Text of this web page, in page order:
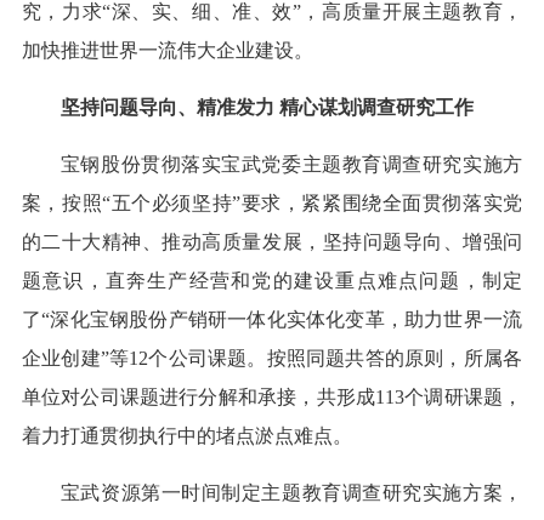
究，力求“深、实、细、准、效”，高质量开展主题教育，
加快推进世界一流伟大企业建设。
坚持问题导向、精准发力 精心谋划调查研究工作
宝钢股份贯彻落实宝武党委主题教育调查研究实施方
案，按照“五个必须坚持”要求，紧紧围绕全面贯彻落实党
的二十大精神、推动高质量发展，坚持问题导向、增强问
题意识，直奔生产经营和党的建设重点难点问题，制定
了“深化宝钢股份产销研一体化实体化变革，助力世界一流
企业创建”等12个公司课题。按照同题共答的原则，所属各
单位对公司课题进行分解和承接，共形成113个调研课题，
着力打通贯彻执行中的堵点淤点难点。
宝武资源第一时间制定主题教育调查研究实施方案，